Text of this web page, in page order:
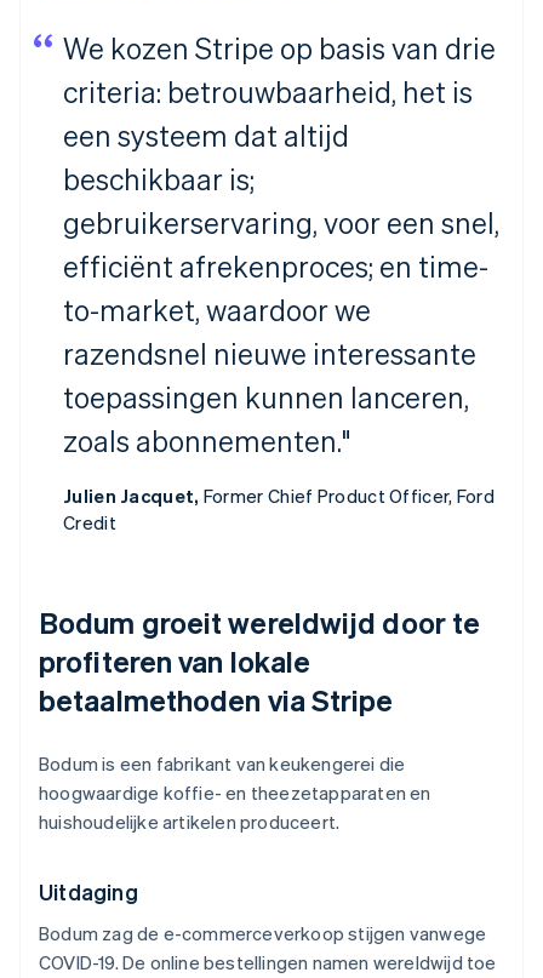
We kozen Stripe op basis van drie
criteria: betrouwbaarheid, het is
een systeem dat altijd
beschikbaar is;
gebruikerservaring, voor een snel,
efficiënt afrekenproces; en time-
to-market, waardoor we
razendsnel nieuwe interessante
toepassingen kunnen lanceren,
zoals abonnementen."
Julien Jacquet, Former Chief Product Officer, Ford
Credit
Bodum groeit wereldwijd door te
profiteren van lokale
betaalmethoden via Stripe
Bodum is een fabrikant van keukengerei die
hoogwaardige koffie- en theezetapparaten en
huishoudelijke artikelen produceert.
Uitdaging
Bodum zag de e-commerceverkoop stijgen vanwege
COVID-19. De online bestellingen namen wereldwijd toe